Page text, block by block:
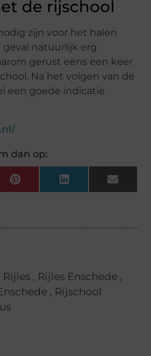
de rijschool
zijn voor het halen
geval natuurlijk erg
gerust eens een keer
Na het volgen van de
een goede indicatie
dan op:
PinterestLinkedInEmail
Rijles , Rijles Enschede ,
, Rijschool